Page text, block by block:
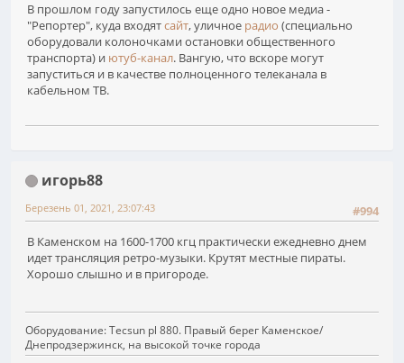
В прошлом году запустилось еще одно новое медиа -
"Репортер", куда входятсайт, уличное радио (специально
оборудовали колоночками остановки общественного
транспорта) и ютуб-канал. Вангую, что вскоре могут
запуститься и в качестве полноценного телеканала в
кабельном ТВ.
игорь88
#994
Березень 01, 2021, 23:07:43
В Каменском на 1600-1700 кгц практически ежедневно днем
идет трансляция ретро-музыки. Крутят местные пираты.
Хорошо слышно и в пригороде.
Оборудование: Tecsun pl 880. Правый берег Каменское/
Днепродзержинск, на высокой точке города